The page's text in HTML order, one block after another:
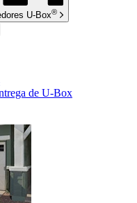
U-Box®
de U-Box